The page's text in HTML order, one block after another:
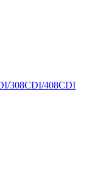
308CDI/408CDI